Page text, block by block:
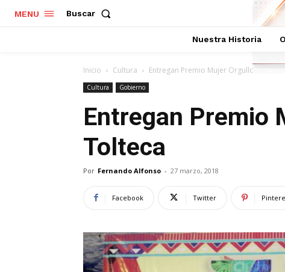
MENU Buscar
Nuestra Historia
Inicio Cultura Entregan Premio Mujer Orgullo Tolteca
Cultura Gobierno
Entregan Premio
Tolteca
Por Fernando Alfonso - 27 marzo, 2018
Facebook Twitter